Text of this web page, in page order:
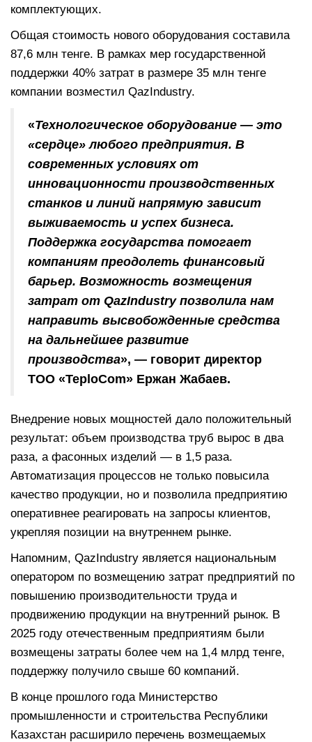
комплектующих.
Общая стоимость нового оборудования составила
87,6 млн тенге. В рамках мер государственной
поддержки 40% затрат в размере 35 млн тенге
компании возместил QazIndustry.
«Технологическое оборудование — это
«сердце» любого предприятия. В
современных условиях от
инновационности производственных
станков и линий напрямую зависит
выживаемость и успех бизнеса.
Поддержка государства помогает
компаниям преодолеть финансовый
барьер. Возможность возмещения
затрат от QazIndustry позволила нам
направить высвобожденные средства
на дальнейшее развитие
производства», — говорит директор
ТОО «TeploCom» Ержан Жабаев.
Внедрение новых мощностей дало положительный
результат: объем производства труб вырос в два
раза, а фасонных изделий — в 1,5 раза.
Автоматизация процессов не только повысила
качество продукции, но и позволила предприятию
оперативнее реагировать на запросы клиентов,
укрепляя позиции на внутреннем рынке.
Напомним, QazIndustry является национальным
оператором по возмещению затрат предприятий по
повышению производительности труда и
продвижению продукции на внутренний рынок. В
2025 году отечественным предприятиям были
возмещены затраты более чем на 1,4 млрд тенге,
поддержку получило свыше 60 компаний.
В конце прошлого года Министерство
промышленности и строительства Республики
Казахстан расширило перечень возмещаемых